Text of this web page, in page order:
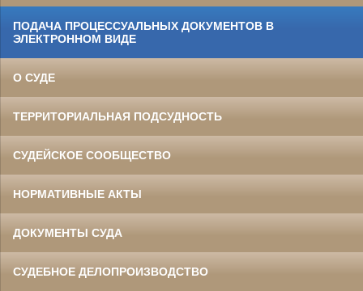
ПОДАЧА ПРОЦЕССУАЛЬНЫХ ДОКУМЕНТОВ В
ЭЛЕКТРОННОМ ВИДЕ
О СУДЕ
ТЕРРИТОРИАЛЬНАЯ ПОДСУДНОСТЬ
СУДЕЙСКОЕ СООБЩЕСТВО
НОРМАТИВНЫЕ АКТЫ
ДОКУМЕНТЫ СУДА
СУДЕБНОЕ ДЕЛОПРОИЗВОДСТВО